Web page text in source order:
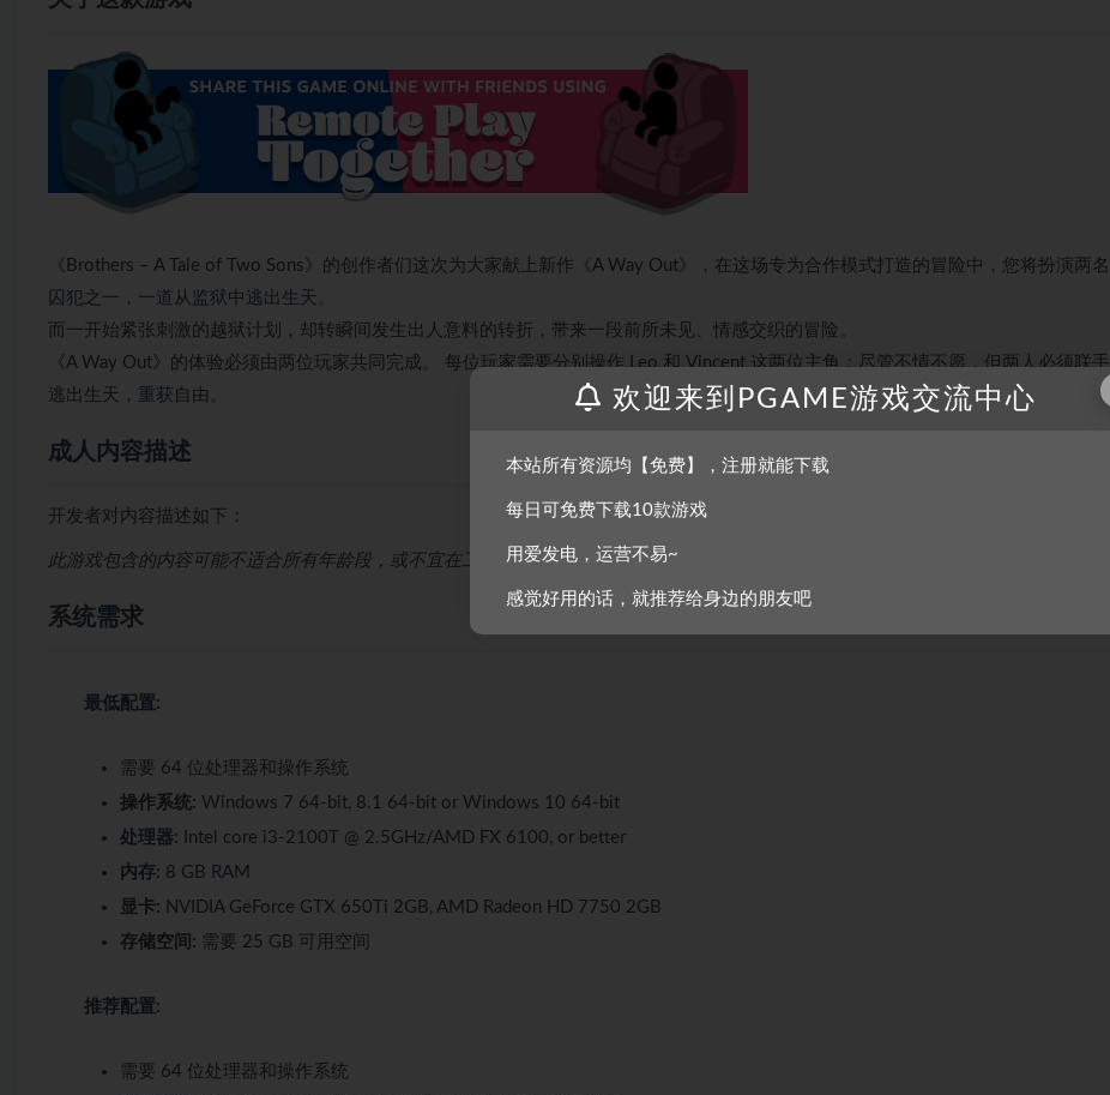
《Brothers – A Tale of Two Sons》的创作者们这次为大家献上新作《A Way Out》，在这场专为合作模式打造的冒险中，您将扮演两名
囚犯之一，一道从监狱中逃出生天。
而一开始紧张刺激的越狱计划，却转瞬间发生出人意料的转折，带来一段前所未见、情感交织的冒险。
《A Way Out》的体验必须由两位玩家共同完成。 每位玩家需要分别操作 Leo 和 Vincent 这两位主角；尽管不情不愿，但两人必须联手
逃出生天，重获自由。
成人内容描述
开发者对内容描述如下：
此游戏包含的内容可能不适合所有年龄段，或不宜在工作期间访问：裸露或色情内容, 频繁出现暴力或血腥, 常见成人内容
系统需求
最低配置:
需要 64 位处理器和操作系统
操作系统: Windows 7 64-bit, 8.1 64-bit or Windows 10 64-bit
处理器: Intel core i3-2100T @ 2.5GHz/AMD FX 6100, or better
内存: 8 GB RAM
显卡: NVIDIA GeForce GTX 650Ti 2GB, AMD Radeon HD 7750 2GB
存储空间: 需要 25 GB 可用空间
推荐配置:
需要 64 位处理器和操作系统
欢迎来到PGAME游戏交流中心
本站所有资源均【免费】，注册就能下载
每日可免费下载10款游戏
用爱发电，运营不易~
感觉好用的话，就推荐给身边的朋友吧